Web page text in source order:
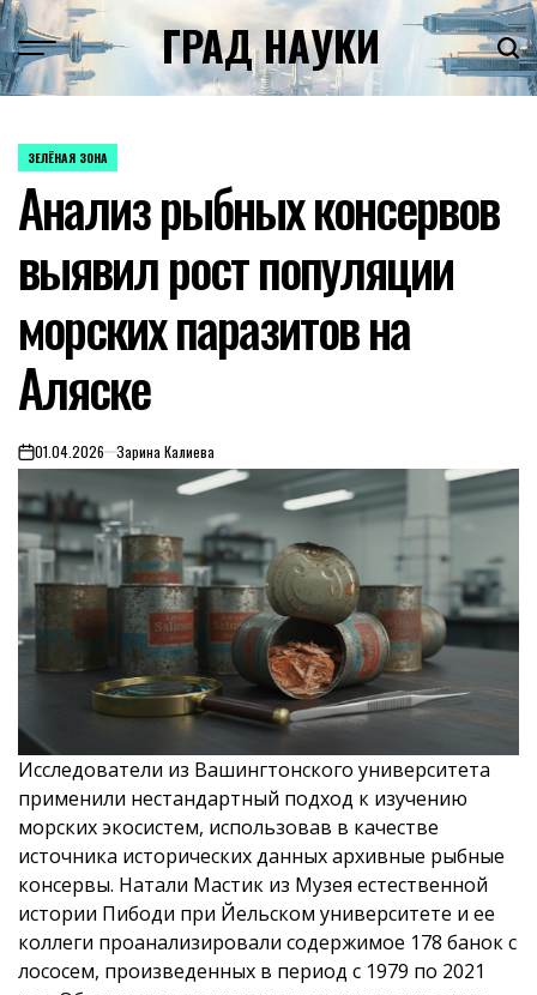
Skip
to
content
ГРАД НАУКИ
POSTED
ЗЕЛЁНАЯ ЗОНА
Анализ рыбных консервов
выявил рост популяции
морских паразитов на
Аляске
on01.04.2026 Зарина Калиева
Исследователи из Вашингтонского университета
применили нестандартный подход к изучению
морских экосистем, использовав в качестве
источника исторических данных архивные рыбные
консервы. Натали Мастик из Музея естественной
истории Пибоди при Йельском университете и ее
коллеги проанализировали содержимое 178 банок с
лососем, произведенных в период с 1979 по 2021